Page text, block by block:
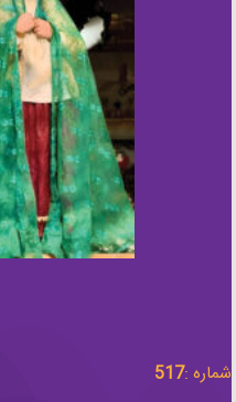
شماره :517